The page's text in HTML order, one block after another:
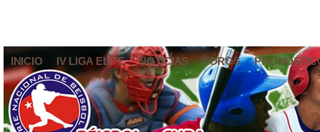
INICIO IV LIGA ELITE NOTICIAS FOROS